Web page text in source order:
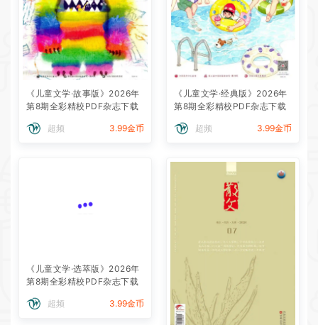
《儿童文学·故事版》2026年
第8期全彩精校PDF杂志下载
超频 3.99金币
《儿童文学·经典版》2026年
第8期全彩精校PDF杂志下载
超频 3.99金币
《儿童文学·选萃版》2026年
第8期全彩精校PDF杂志下载
超频 3.99金币